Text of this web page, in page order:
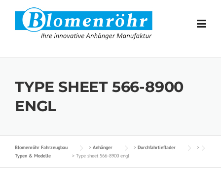
Skip to content
TYPE SHEET 566-8900
ENGL
Blomenröhr Fahrzeugbau > Anhänger > Durchfahrtieflader
>
Typen & Modelle
> Type sheet 566-8900 engl